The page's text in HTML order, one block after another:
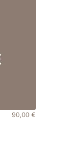
90,00 €